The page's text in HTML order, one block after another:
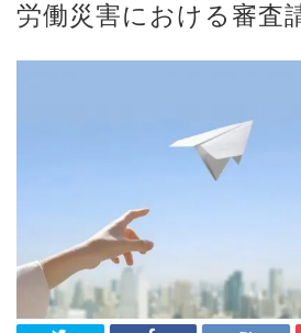
労働災害における審査